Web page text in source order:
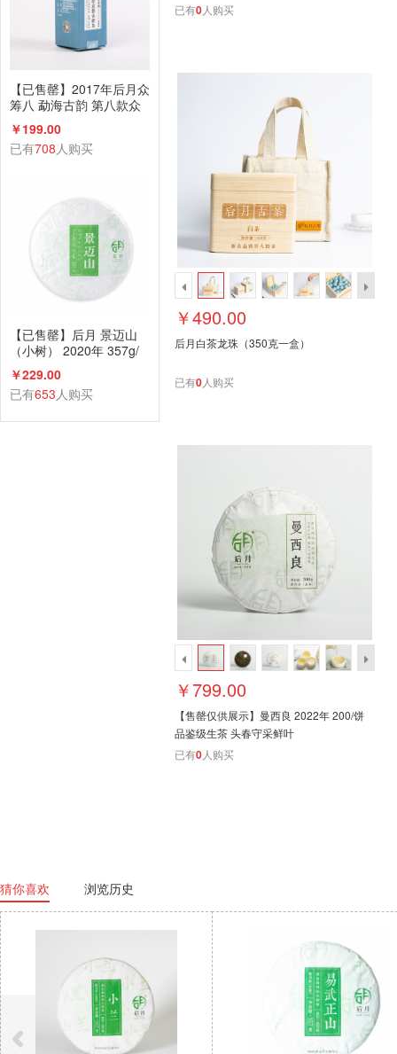
【已售罄】2017年后月众
筹八 勐海古韵 第八款众
筹古树茶 生茶 6g小饼*17
饼 品饮级
￥199.00
已有708人购买
【已售罄】后月 景迈山
（小树） 2020年 357g/
饼 生茶 头春小树鲜叶守
采 普洱茶
￥229.00
已有653人购买
已有0人购买
￥490.00
后月白茶龙珠（350克一盒）
已有0人购买
￥799.00
【售罄仅供展示】曼西良 2022年 200/饼
品鉴级生茶 头春守采鲜叶
已有0人购买
猜你喜欢 浏览历史